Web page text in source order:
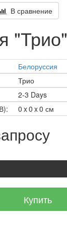
В сравнение
"Трио"
Белоруссия
Трио
2-3 Days
0 x 0 x 0 см
Купить